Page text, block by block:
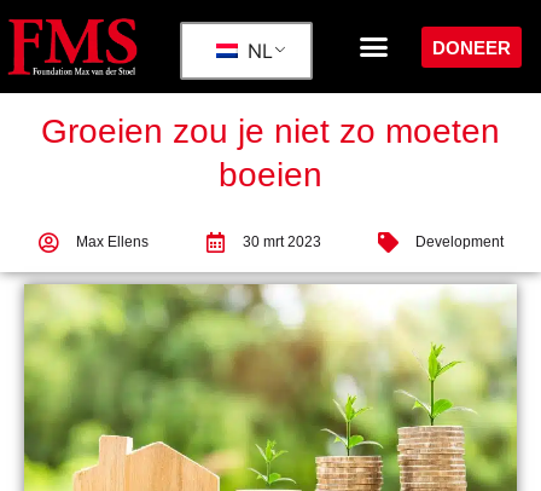
NL DONEER
Groeien zou je niet zo moeten
boeien
Max Ellens 30 mrt 2023 Development